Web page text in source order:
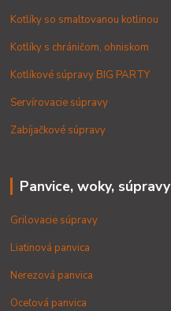
Kotlíky so smaltovanou kotlinou
Kotlíky s chráničom, ohniskom
Kotlíkové súpravy BIG PARTY
Servírovacie súpravy
Zabíjačkové súpravy
Panvice, woky, súpravy
Grilovacie súpravy
Liatinová panvica
Nerezová panvica
Oceľová panvica